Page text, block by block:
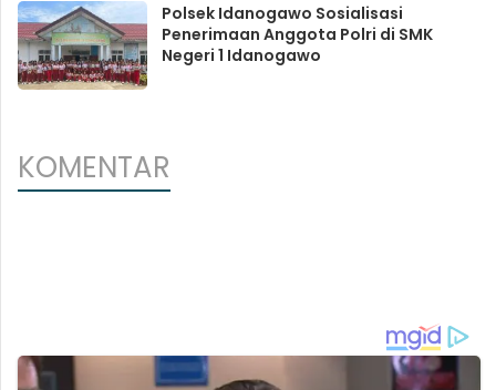
Polsek Idanogawo Sosialisasi
Penerimaan Anggota Polri di SMK
Negeri 1 Idanogawo
KOMENTAR